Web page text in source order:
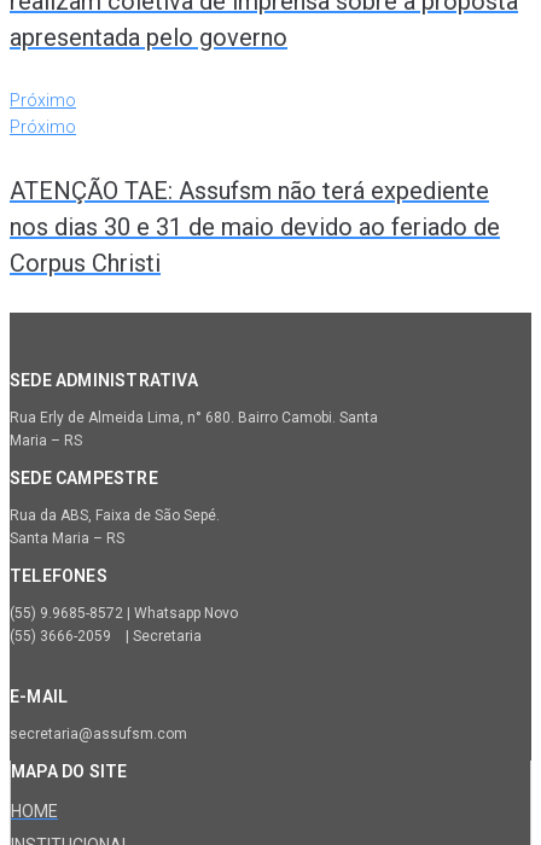
apresentada pelo governo
Próximo
Próximo
ATENÇÃO TAE: Assufsm não terá expediente
nos dias 30 e 31 de maio devido ao feriado de
Corpus Christi
SEDE ADMINISTRATIVA
Rua Erly de Almeida Lima, n° 680. Bairro Camobi. Santa
Maria – RS
SEDE CAMPESTRE
Rua da ABS, Faixa de São Sepé.
Santa Maria – RS
TELEFONES
(55) 9.9685-8572 | Whatsapp Novo
(55) 3666-2059 | Secretaria
E-MAIL
secretaria@assufsm.com
MAPA DO SITE
HOME